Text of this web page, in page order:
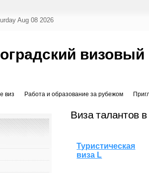
Aug 08 2026
визовый
виз Работа и образование за рубежом
Виза талантов
Туристическая
виза L